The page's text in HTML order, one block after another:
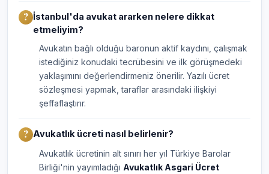
İstanbul'da avukat ararken nelere dikkat
etmeliyim?
Avukatın bağlı olduğu baronun aktif kaydını, çalışmak
istediğiniz konudaki tecrübesini ve ilk görüşmedeki
yaklaşımını değerlendirmeniz önerilir. Yazılı ücret
sözleşmesi yapmak, taraflar arasındaki ilişkiyi
şeffaflaştırır.
Avukatlık ücreti nasıl belirlenir?
Avukatlık ücretinin alt sınırı her yıl Türkiye Barolar
Birliği'nin yayımladığı Avukatlık Asgari Ücret